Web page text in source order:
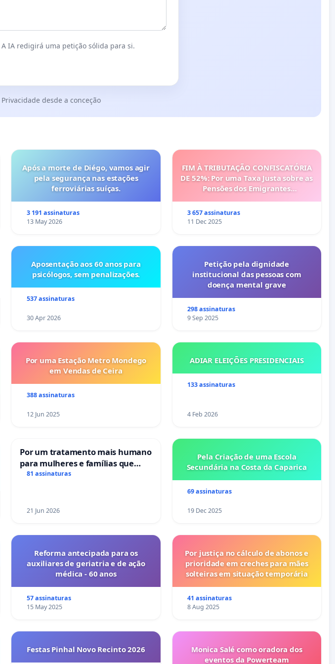
IA redigirá uma petição sólida para si.
Privacidade desde a conceção
Após a morte de Diégo, vamos agir
pela segurança nas estações
ferroviárias suíças.
3 191 assinaturas
13 May 2026
FIM À TRIBUTAÇÃO CONFISCATÓRIA
DE 52%: Por uma Taxa Justa sobre as
Pensões dos Emigrantes
3 657 assinaturas
11 Dec 2025
Aposentação aos 60 anos para
psicólogos, sem penalizações.
537 assinaturas
30 Apr 2026
Petição pela dignidade
institucional das pessoas com
doença mental grave
298 assinaturas
9 Sep 2025
Por uma Estação Metro Mondego
em Vendas de Ceira
388 assinaturas
12 Jun 2025
ADIAR ELEIÇÕES PRESIDENCIAIS
133 assinaturas
4 Feb 2026
Por um tratamento mais humano
para mulheres e famílias que
sofrem uma perda gestacional
81 assinaturas
21 Jun 2026
Pela Criação de uma Escola
Secundária na Costa da Caparica
69 assinaturas
19 Dec 2025
Reforma antecipada para os
auxiliares de geriatria e de ação
médica - 60 anos
57 assinaturas
15 May 2025
Por justiça no cálculo de abonos e
prioridade em creches para mães
solteiras em situação temporária
41 assinaturas
8 Aug 2025
Festas Pinhal Novo Recinto 2026
Monica Salé como oradora dos
eventos da Powerteam